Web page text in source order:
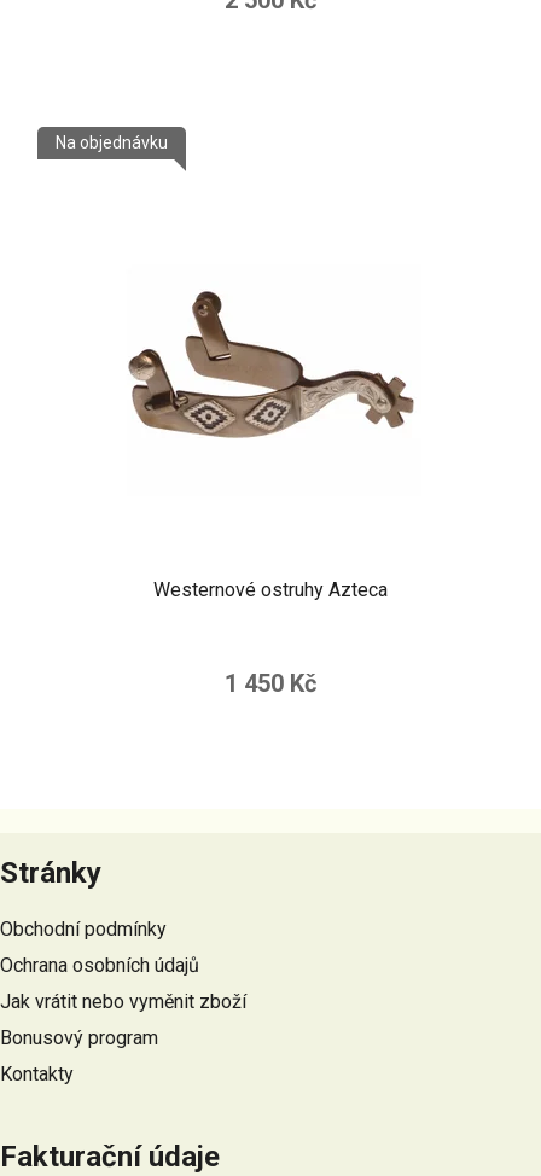
Westernové ostruhy Azteca
Na objednávku
1 450 Kč
á
p
a
í
Stránky
Obchodní podmínky
Ochrana osobních údajů
Jak vrátit nebo vyměnit zboží
Bonusový program
Kontakty
Fakturační údaje